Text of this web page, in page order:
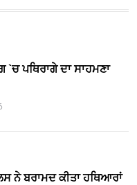
`ਚ ਪਥਿਰਾਗੇ ਦਾ ਸਾਹਮਣਾ
ਨੇ ਬਰਾਮਦ ਕੀਤਾ ਹਥਿਆਰਾਂ